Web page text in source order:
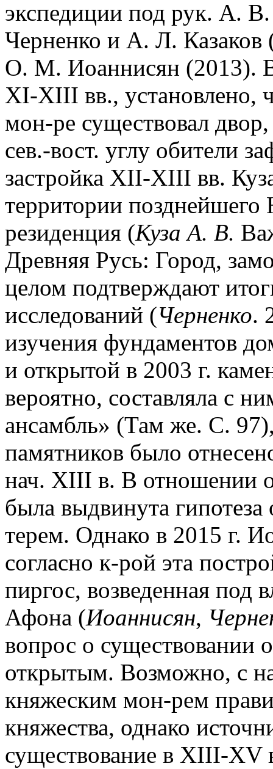
экспедиции под рук. А.
Черненко и А. Л.
О. М. Иоаннисян (2013). В
XI-XIII вв., установлено,
мон-ре существовал
сев.-вост. углу обители
застройка XII-XIII вв.
территории
резиденция (Куза А. В.
Древняя Русь: Город,
целом подтверждают
исследований (Черненко.
изучения фундаментов
и открытой в 2003 г.
вероятно, составляла с
ансамбль» (Там же. С.
памятников было
нач. XIII в. В отношении
была выдвинута
терем. Однако в 2015 г.
согласно к-рой эта
пиргос, возведенная под
Афона (Иоаннисян,
вопрос о существовании
открытым. Возможно, с
княжеским мон-рем
княжества, однако
существование в XIII-XV